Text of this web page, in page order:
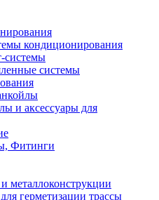
кондиционирования
системы
системы
и аксессуары для
Фитинги
металлоконструкции
герметизации трассы